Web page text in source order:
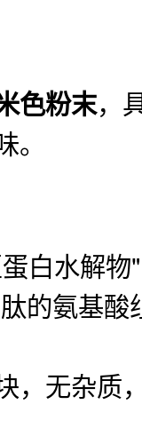
色粉末，
。
白水解
的氨基
，无杂质